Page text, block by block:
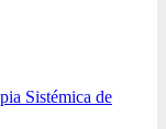
Sistémica de